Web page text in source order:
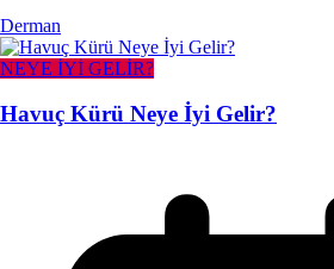
Derman
NEYE İYİ GELİR?
Havuç Kürü Neye İyi Gelir?